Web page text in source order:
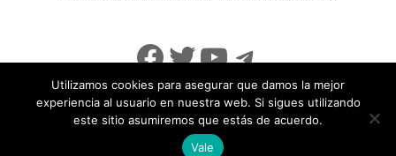
Facebook
Twitter
YouTube
Telegram
info@noticiasseguridad.com Política de Privacidad
Utilizamos cookies para asegurar que damos la mejor
experiencia al usuario en nuestra web. Si sigues utilizando
este sitio asumiremos que estás de acuerdo.
Vale